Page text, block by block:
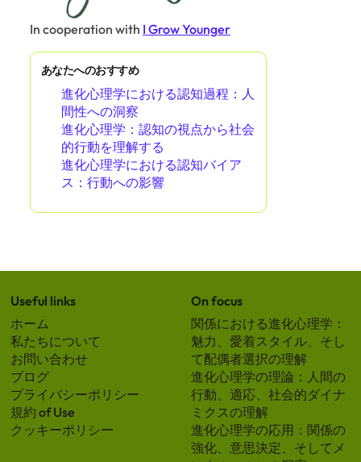
In cooperation with I Grow Younger
あなたへのおすすめ
進化心理学における認知過程：人
間性への洞察
進化心理学：認知の視点から社会
的行動を理解する
進化心理学における認知バイア
ス：行動への影響
Useful links
ホーム
私たちについて
お問い合わせ
ブログ
プライバシーポリシー
規約 of Use
クッキーポリシー
On focus
関係における進化心理学：
魅力、愛着スタイル、そし
て配偶者選択の理解
進化心理学の理論：人間の
行動、適応、社会的ダイナ
ミクスの理解
進化心理学の応用：関係の
強化、意思決定、そしてメ